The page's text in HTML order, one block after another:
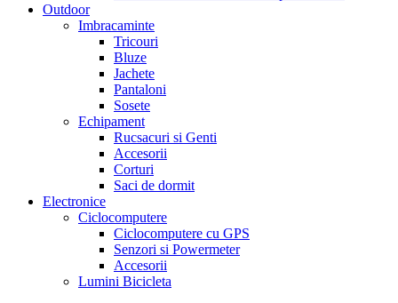
Outdoor
Imbracaminte
Tricouri
Bluze
Jachete
Pantaloni
Sosete
Echipament
Rucsacuri si Genti
Accesorii
Corturi
Saci de dormit
Electronice
Ciclocomputere
Ciclocomputere cu GPS
Senzori si Powermeter
Accesorii
Lumini Bicicleta